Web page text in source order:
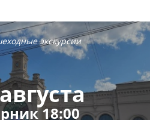
экскурсии
18:00